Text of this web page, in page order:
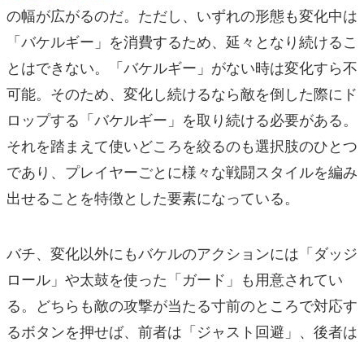
の幅が広がるのだ。ただし、いずれの形態も変化中は
「バケルギー」を消費するため、延々となり続けるこ
とはできない。「バケルギー」がない時は変化すら不
可能。そのため、変化し続けるなら敵を倒した際にド
ロップする「バケルギー」を取り続ける必要がある。
それを踏まえて使いどころを絞るのも選択肢のひとつ
であり、プレイヤーごとに様々な戦闘スタイルを編み
出せることを特徴とした要素になっている。
バチ、変化以外にもバケルのアクションには「ダッジ
ロール」や太鼓を使った「ガード」も用意されてい
る。どちらも敵の攻撃が当たる寸前のところで対応す
るボタンを押せば、前者は「ジャスト回避」、後者は